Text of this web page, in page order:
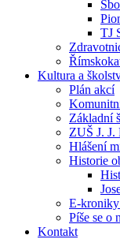
TJ
Kultura a
Plán akcí
Základní
ZUŠ J. J.
Hlášení
Historie
E-kroniky
Píše se o
Kontakt